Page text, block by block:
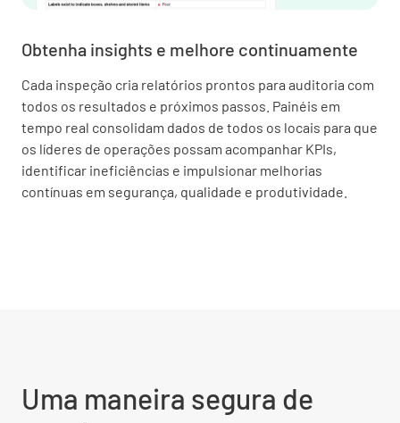
Obtenha insights e melhore continuamente
Cada inspeção cria relatórios prontos para auditoria com
todos os resultados e próximos passos. Painéis em
tempo real consolidam dados de todos os locais para que
os líderes de operações possam acompanhar KPIs,
identificar ineficiências e impulsionar melhorias
contínuas em segurança, qualidade e produtividade.
Uma maneira segura de